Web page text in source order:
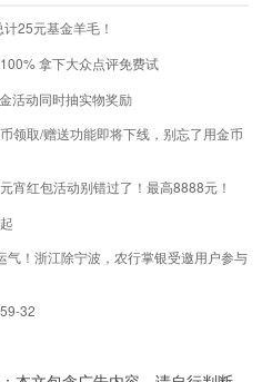
25元基金羊毛！
拿下大众点评免费试
活动同时抽实物奖励
领取/赠送功能即将下线，别忘了用金币
宵红包活动别错过了！最高8888元！
！浙江除宁波，农行掌银受邀用户参与
32